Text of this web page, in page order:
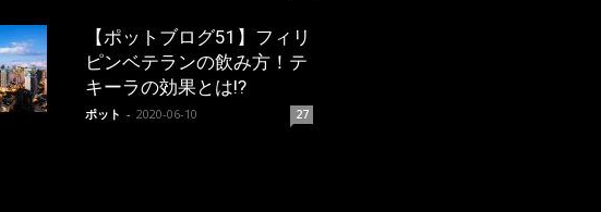
【ポットブログ51】フィリ
ピンベテランの飲み方！テ
キーラの効果とは!?
ポット - 2020-06-10 27